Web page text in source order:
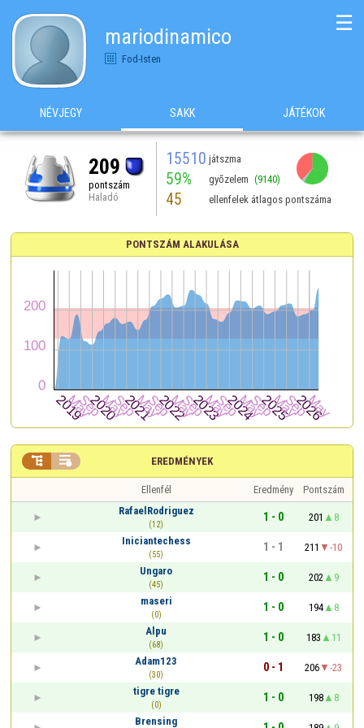
mariodinamico
Fod-Isten
☰
NÉVJEGY SAKK JÁTÉKOK
209
pontszám
Haladó
15510 játszma
59% győzelem (9140)
45 ellenfelek átlagos pontszáma
PONTSZÁM ALAKULÁSA
EREDMÉNYEK
 
Ellenfél Eredmény
Pontszám
RafaelRodriguez
(12)
1 - 0 201
8
Iniciantechess
(55)
1 - 1 211
-10
Ungaro
(45)
1 - 0 202
9
maseri
(0)
1 - 0 194
8
Alpu
(68)
1 - 0 183
11
Adam123
(30)
0 - 1 206
-23
tigre tigre
(0)
1 - 0 198
8
Brensing